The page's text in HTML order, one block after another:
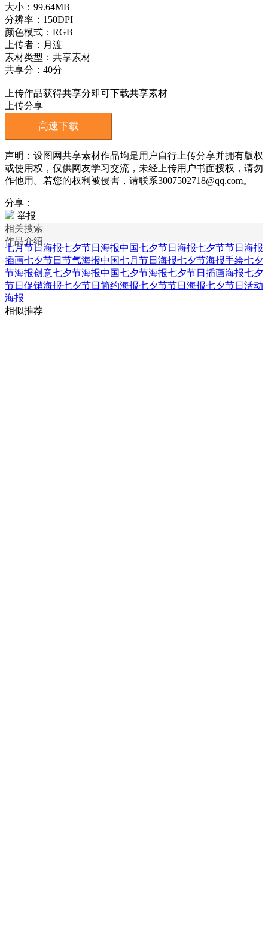
大小：99.64MB
分辨率：150DPI
颜色模式：RGB
上传者：月渡
素材类型：共享素材
共享分：40分
上传作品获得共享分即可下载共享素材
上传分享
高速下载
声明：设图网共享素材作品均是用户自行上传分享并拥有版权
或使用权，仅供网友学习交流，未经上传用户书面授权，请勿
作他用。若您的权利被侵害，请联系3007502718@qq.com。
分享：
举报
相关搜索
作品介绍
七月节日海报七夕节日海报中国七夕节日海报七夕节节日海报
插画七夕节日节气海报中国七月节日海报七夕节海报手绘七夕
节海报创意七夕节海报中国七夕节海报七夕节日插画海报七夕
节日促销海报七夕节日简约海报七夕节节日海报七夕节日活动
海报
相似推荐